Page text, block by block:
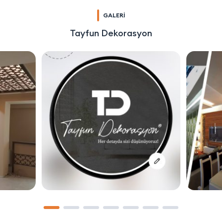
GALERİ
Tayfun Dekorasyon